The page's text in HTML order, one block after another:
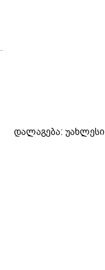
დალაგება: უახლესი